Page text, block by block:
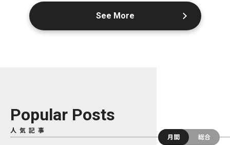
See More
Popular Posts
人気記事
月間
総合